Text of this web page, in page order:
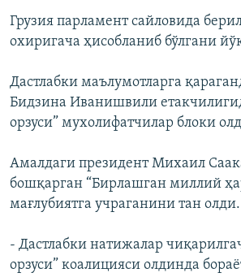
Грузия парламент сайловида
охиригача ҳисобланиб бўлгани
Дастлабки маълумотларга
Бидзина Иванишвили
орзуси” мухолифатчилар блоки
Амалдаги президент Михаил
бошқарган “Бирлашган миллий
мағлубиятга учраганини тан олди.
- Дастлабки натижалар
орзуси” коалицияси олдинда